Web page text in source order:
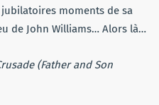
moments de sa
de John Williams… Alors là…
(Father and Son